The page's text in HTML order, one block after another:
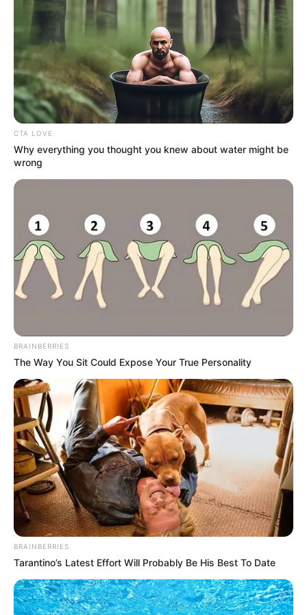
Την λένε «Κυκλάδες χωρίς πλοίο» και είναι 1
ώρα από Χαλκίδα – Υπερβολή ή όχι;
Θλίψη στην Εύβοια για γυναίκα
Ακολουθήστε το evianews.com στοGoogle
News
ΤΑ ΠΙΟ ΔΗΜΟΦΙΛΗ
CTA LOVE
Why everything you thought you knew about water might be
wrong
BRAINBERRIES
The Way You Sit Could Expose Your True Personality
BRAINBERRIES
Tarantino’s Latest Effort Will Probably Be His Best To Date